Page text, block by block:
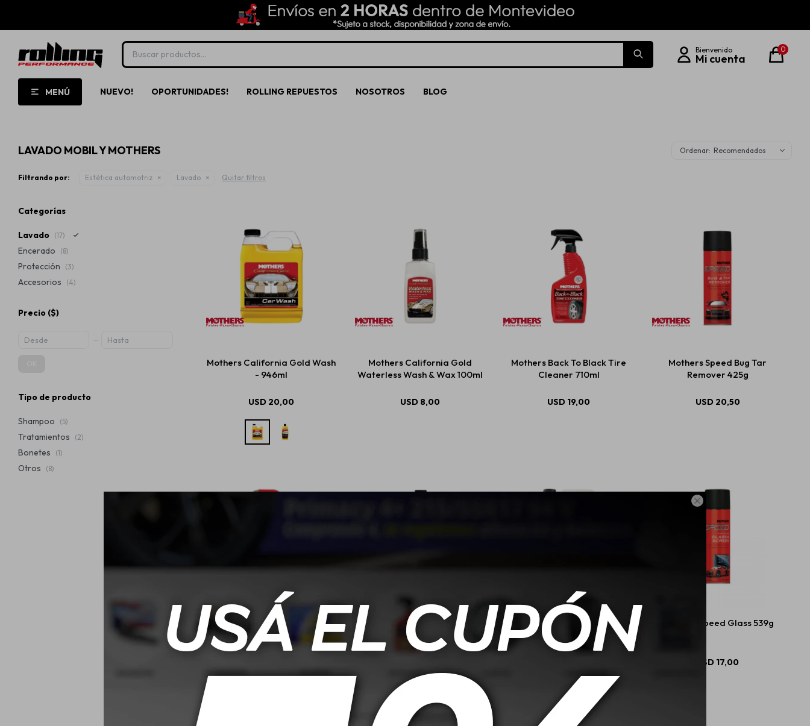

MENÚ NUEVO! OPORTUNIDADES! ROLLING REPUESTOS NOSOTROS BLOG
0
LAVADO MOBIL Y MOTHERS Recomendados
Filtrando por: Estética automotriz Lavado Quitar filtros
Mothers California Gold Wash
- 946ml
USD 20,00
Mothers California Gold
Waterless Wash & Wax 100ml
USD 8,00
Mothers Back To Black Tire
Cleaner 710ml
USD 19,00
Mothers Speed Bug Tar
Remover 425g
USD 20,50
Mothers Carpet Upholstery
Cleaner/Limpiador De
Alfombras Y Tapicería 710ml
Mothers Lavado De Espuma
Triple Acción - 473ml
Mothers Professional Auto
Wash
Mothers Speed Glass 539g
USD 17,00
Categorías
Lavado (17)
Encerado (8)
Protección (3)
Accesorios (4)
Precio ($)
Tipo de producto
Shampoo (5)
Tratamientos (2)
Bonetes (1)
Otros (8)